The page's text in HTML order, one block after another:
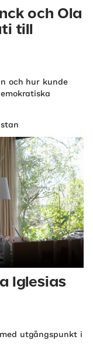
och Ola
till
och hur kunde
Iglesias
utgångspunkt i